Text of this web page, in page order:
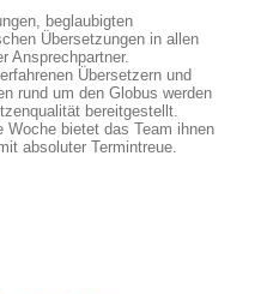
beglaubigten
Übersetzungen in allen
Ansprechpartner.
Übersetzern und
rund um den Globus werden
bereitgestellt.
Woche bietet das Team ihnen
absoluter Termintreue.